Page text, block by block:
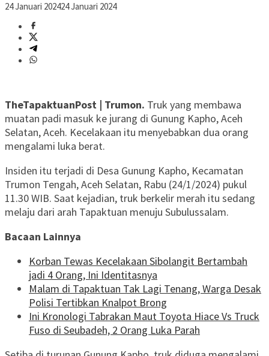
24 Januari 202424 Januari 2024
TheTapaktuanPost | Trumon. Truk yang membawa
muatan padi masuk ke jurang di Gunung Kapho, Aceh
Selatan, Aceh. Kecelakaan itu menyebabkan dua orang
mengalami luka berat.
Insiden itu terjadi di Desa Gunung Kapho, Kecamatan
Trumon Tengah, Aceh Selatan, Rabu (24/1/2024) pukul
11.30 WIB. Saat kejadian, truk berkelir merah itu sedang
melaju dari arah Tapaktuan menuju Subulussalam.
Bacaan Lainnya
Korban Tewas Kecelakaan Sibolangit Bertambah
jadi 4 Orang, Ini Identitasnya
Malam di Tapaktuan Tak Lagi Tenang, Warga Desak
Polisi Tertibkan Knalpot Brong
Ini Kronologi Tabrakan Maut Toyota Hiace Vs Truck
Fuso di Seubadeh, 2 Orang Luka Parah